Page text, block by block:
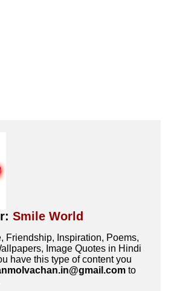
Smile World
Friendship, Inspiration, Poems,
Image Quotes in Hindi
have this type of content you
to